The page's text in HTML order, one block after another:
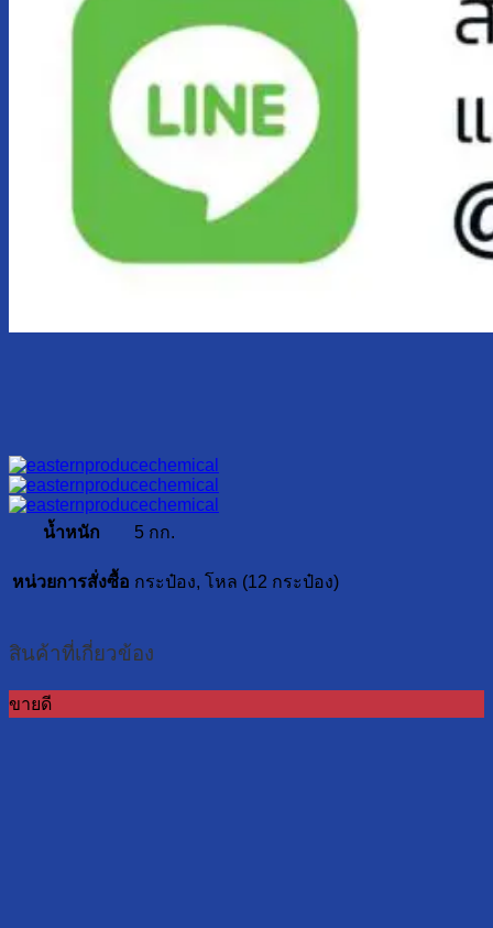
น้ำหนัก 5 กก.
หน่วยการสั่งซื้อ กระป๋อง, โหล (12 กระป๋อง)
สินค้าที่เกี่ยวข้อง
ขายดี